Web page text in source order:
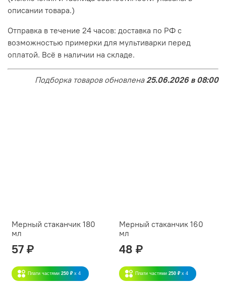
описании товара.)
Отправка в течение 24 часов: доставка по РФ с
возможностью примерки для мультиварки перед
оплатой. Всё в наличии на складе.
Подборка товаров обновлена25.06.2026 в 08:00
Мерный стаканчик 180
мл
57 ₽
Плати частями 250 ₽ x 4
Мерный стаканчик 160
мл
48 ₽
Плати частями 250 ₽ x 4